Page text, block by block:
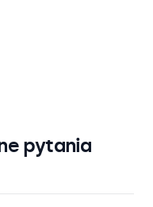
pytania